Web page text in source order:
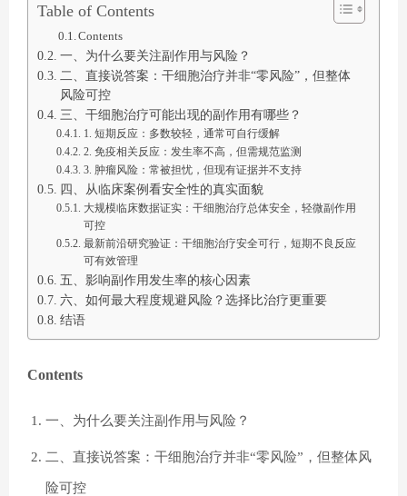
Table of Contents
Contents
一、为什么要关注副作用与风险？
二、直接说答案：干细胞治疗并非“零风险”，但整体
风险可控
三、干细胞治疗可能出现的副作用有哪些？
1. 短期反应：多数较轻，通常可自行缓解
2. 免疫相关反应：发生率不高，但需规范监测
3. 肿瘤风险：常被担忧，但现有证据并不支持
四、从临床案例看安全性的真实面貌
大规模临床数据证实：干细胞治疗总体安全，轻微副作用
可控
最新前沿研究验证：干细胞治疗安全可行，短期不良反应
可有效管理
五、影响副作用发生率的核心因素
六、如何最大程度规避风险？选择比治疗更重要
结语
Contents
一、为什么要关注副作用与风险？
二、直接说答案：干细胞治疗并非“零风险”，但整体风
险可控